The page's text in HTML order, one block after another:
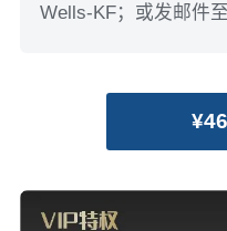
Wells-KF；或发邮件